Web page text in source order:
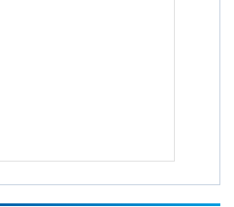
+ PORTEFEUILLE + LISTE